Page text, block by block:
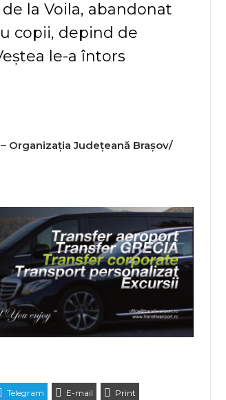
la Voila, abandonat
copii, depind de
le-a întors
Organizația Județeană Brașov/
Telegram E-mail Print